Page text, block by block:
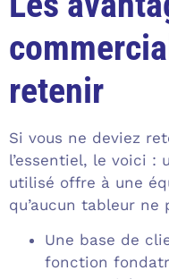
retenir
Si vous ne deviez
l’essentiel, le voici :
utilisé offre à une
qu’aucun tableur ne
Une base de
fonction